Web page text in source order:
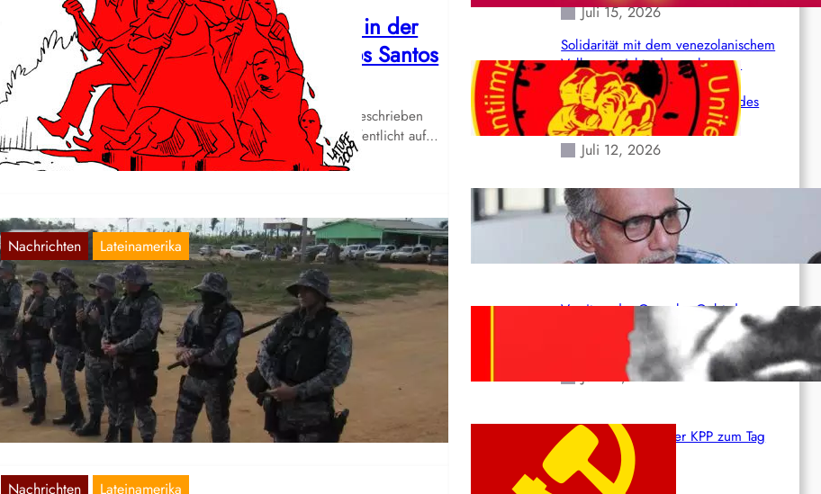
LCP: PM ermordet zwei weitere Bauern in der
illegalen Operation im Gebiet Tiago dos Santos
Okt. 30, 2021
Wir publizieren ein inoffizielle Übersetzung eines Artikels, geschrieben
von der Liga der armen Bauern (LCP) aus Brasilien und veröffentlicht auf…
Nachrichten Lateinamerika
Tiago dos Santos: PM verstößt gegen STF-Urteil
und hindert Familien an der Rückkehr
Okt. 29, 2021
Wir punblizieren eine inoffizielle Übersetzung eines Artikels über die
aktuelle Situation in den Gebieten Tiago Campin dos Santos und
Ademar…
Nachrichten Lateinamerika
Juli 15, 2026
Solidarität mit dem venezolanischem
Volk angesichts der verlorenen
Leben und der katastrophalen
Situation durch die Erdbeben des
24. Juni!
Juli 12, 2026
Indien: „Die Politik der Kapitulation“
von K. Murali (Ajith)
Juli 1, 2026
Vorsitzender Gonzalo: Gebt das
Leben für die Partei und die
Revolution!
Juni 19, 2026
Beschluss des ZK der KPP zum Tag
des Heldentums
Juni 19, 2026